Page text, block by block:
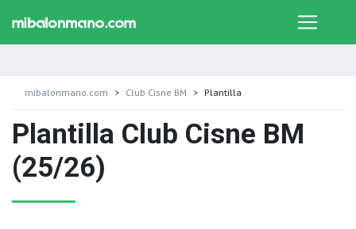
mibalonmano.com Club Cisne BM Plantilla
Plantilla Club Cisne BM
(25/26)